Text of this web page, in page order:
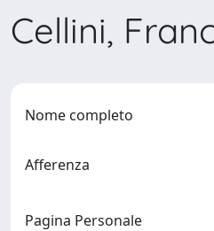
Cellini,
Nome completo
Afferenza
Pagina Personale